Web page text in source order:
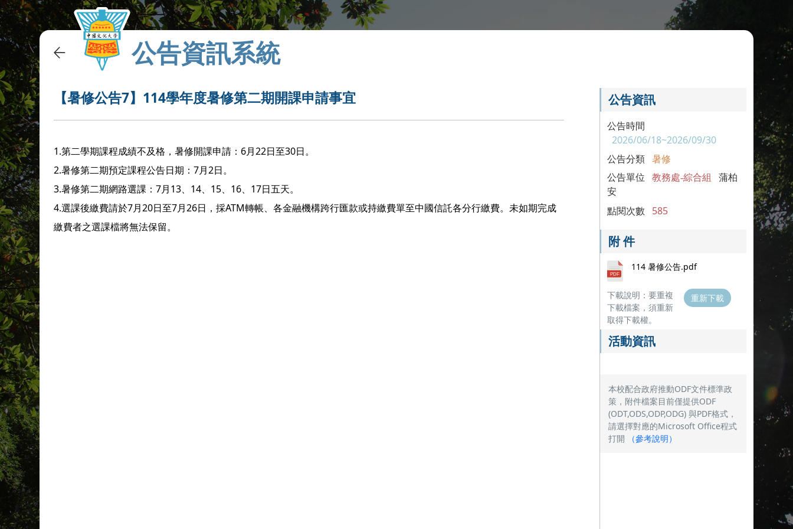
公告資訊系統
【暑修公告7】114學年度暑修第二期開課申請事宜
1.第二學期課程成績不及格，暑修開課申請：6月22日至30日。
2.暑修第二期預定課程公告日期：7月2日。
3.暑修第二期網路選課：7月13、14、15、16、17日五天。
4.選課後繳費請於7月20日至7月26日，採ATM轉帳、各金融機構跨行匯款或持繳費單至中國信託各分行繳費。未如期完成
繳費者之選課檔將無法保留。
公告資訊
公告時間
2026/06/18~2026/09/30
公告分類 暑修
公告單位 教務處-綜合組
蒲柏
安
點閱次數 585
附 件
114 暑修公告.pdf
下載說明：要重複
下載檔案，須重新
取得下載權。
重新下載
活動資訊
本校配合政府推動ODF文件標準政
策，附件檔案目前僅提供ODF
(ODT,ODS,ODP,ODG) 與PDF格式，
請選擇對應的Microsoft Office程式
打開
（參考說明）